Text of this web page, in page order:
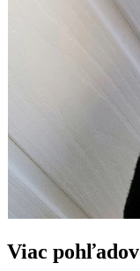
Viac pohľadov